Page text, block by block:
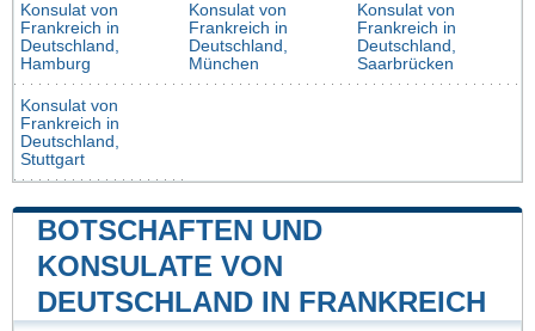
Konsulat von
Frankreich in
Deutschland,
Hamburg
Konsulat von
Frankreich in
Deutschland,
München
Konsulat von
Frankreich in
Deutschland,
Saarbrücken
Konsulat von
Frankreich in
Deutschland,
Stuttgart
BOTSCHAFTEN UND
KONSULATE VON
DEUTSCHLAND IN FRANKREICH